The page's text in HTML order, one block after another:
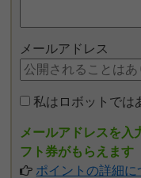
メールアドレス
私はロボットでは
メールアドレスを
フト券がもらえます
ポイントの詳細に